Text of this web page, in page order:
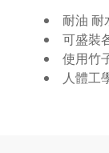
耐油 耐
可盛裝
使用竹
人體工